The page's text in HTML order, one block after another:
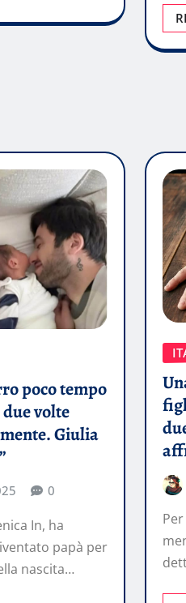
poco tempo
volte
Giulia
0
In, ha
papà per
nascita…